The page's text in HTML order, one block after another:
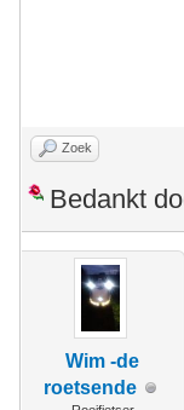
Zoek
Bedankt
Wim -de
roetsende